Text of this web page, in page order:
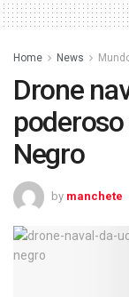
Home News
Drone
Negro
by manchete